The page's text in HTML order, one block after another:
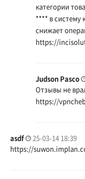
категории
**** в систему
снижает
https://
Judson Pasco
Отзывы не
https://
asdf
25-03-14 18:39
https://